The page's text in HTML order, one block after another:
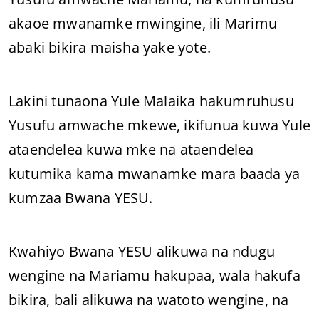
akaoe mwanamke mwingine, ili Marimu
abaki bikira maisha yake yote.
Lakini tunaona Yule Malaika hakumruhusu
Yusufu amwache mkewe, ikifunua kuwa Yule
ataendelea kuwa mke na ataendelea
kutumika kama mwanamke mara baada ya
kumzaa Bwana YESU.
Kwahiyo Bwana YESU alikuwa na ndugu
wengine na Mariamu hakupaa, wala hakufa
bikira, bali alikuwa na watoto wengine, na